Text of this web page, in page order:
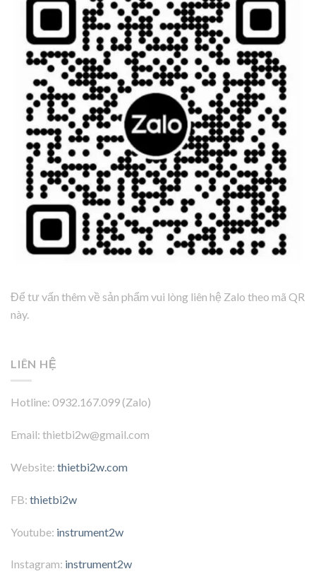
Để tư vấn thêm về sản phẩm vui lòng liên hệ Zalo theo mã QR
này.
LIÊN HỆ
Hotline: 0932.167.099 (Zalo)
Email: thietbi2w@gmail.com
Website: thietbi2w.com
FB: thietbi2w
Youtube: instrument2w
Instagram: instrument2w